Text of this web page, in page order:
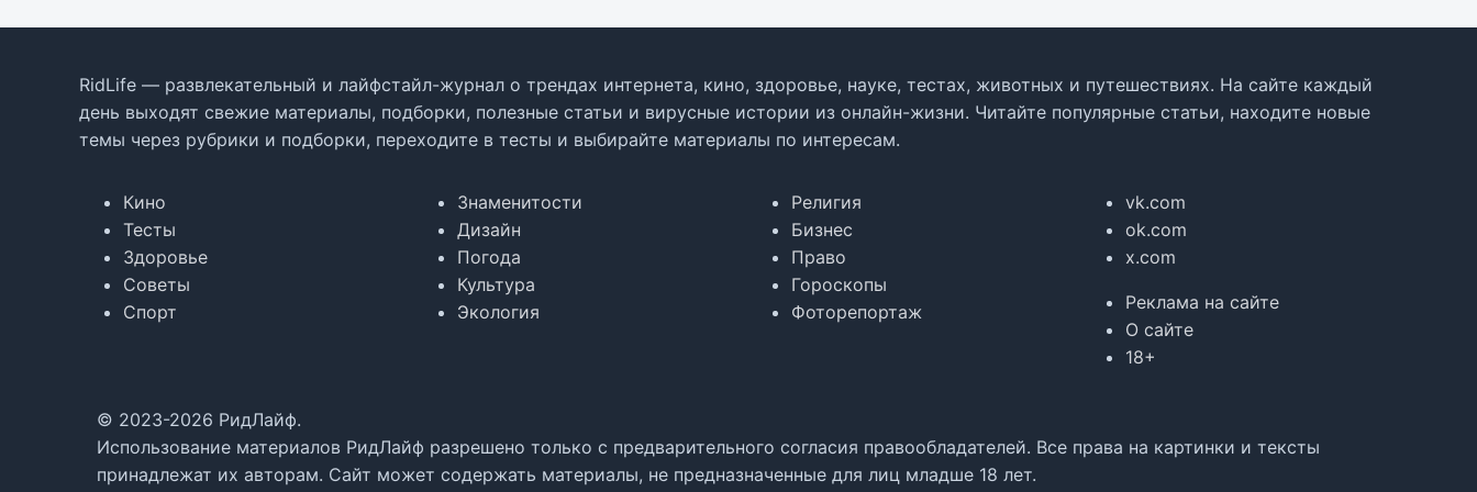
RidLife — развлекательный и лайфстайл-журнал о трендах интернета, кино, здоровье, науке, тестах, животных и путешествиях. На сайте каждый
день выходят свежие материалы, подборки, полезные статьи и вирусные истории из онлайн-жизни. Читайте популярные статьи, находите новые
темы через рубрики и подборки, переходите в тесты и выбирайте материалы по интересам.
Кино
Тесты
Здоровье
Советы
Спорт
Знаменитости
Дизайн
Погода
Культура
Экология
Религия
Бизнес
Право
Гороскопы
Фоторепортаж
vk.com
ok.com
x.com
Реклама на сайте
О сайте
18+
© 2023-2026 РидЛайф.
Использование материалов РидЛайф разрешено только с предварительного согласия правообладателей. Все права на картинки и тексты
принадлежат их авторам. Сайт может содержать материалы, не предназначенные для лиц младше 18 лет.